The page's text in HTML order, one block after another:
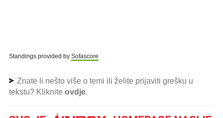
Standings provided by Sofascore
Znate li nešto više o temi ili želite prijaviti grešku u
tekstu? Kliknite ovdje.